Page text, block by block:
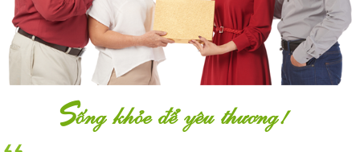
Sống khỏe để yêu thương!